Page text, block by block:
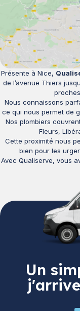
Présente à Nice,
de l’avenue Thiers
Nous connaissons
ce qui nous permet de
Nos plombiers
Fleurs,
Cette proximité nous
bien pour les
Avec Qualiserve, vous
Un